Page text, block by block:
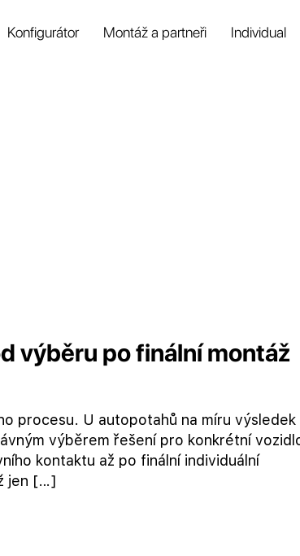
Konfigurátor Montáž a partneři Individual
výběru po finální montáž
procesu. U autopotahů na míru výsledek
výběrem řešení pro konkrétní
kontaktu až po finální individuální
jen […]